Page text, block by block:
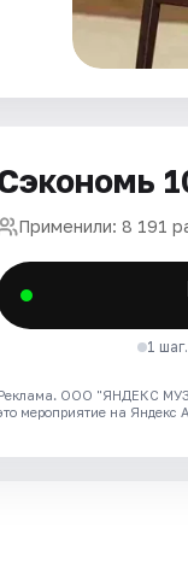
Применили: 8 191
1
ООО "ЯНДЕКС
мероприятие на Яндекс